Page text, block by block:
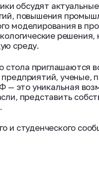
обсудят
повышения
моделирования в
решения,
среду.
стола приглашаются
ученые,
— это уникальная
представить
и студенческого